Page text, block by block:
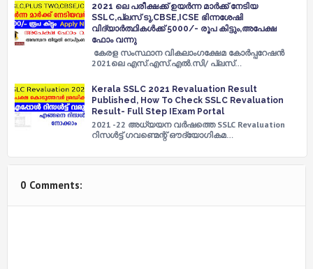
2021 ലെ പരീക്ഷക്ക് ഉയർന്ന മാർക്ക് നേടിയ
SSLC,പ്ലസ് ടു,CBSE,ICSE ഭിന്നശേഷി
വിദ്യാർത്ഥികൾക്ക് 5000/- രൂപ കിട്ടും,അപേക്ഷ
ഫോം വന്നു
കേരള സംസ്ഥാന വികലാംഗക്ഷേമ കോർപ്പറേഷൻ
2021ലെ എസ്.എസ്.എൽ.സി/ പ്ലസ്…
Kerala SSLC 2021 Revaluation Result
Published, How To Check SSLC Revaluation
Result- Full Step IExam Portal
2021 -22 അധ്യയന വർഷത്തെ SSLC Revaluation
റിസൾട്ട് ഗവണ്മെന്റ് ഔദ്യോഗികമ…
0 Comments: